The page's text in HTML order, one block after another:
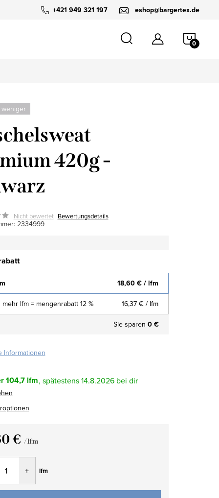
+421 949 321 197 eshop@bargertex.de
420g -
Nicht bewertet Bewertungsdetails
2334999
18,60 € / lfm
lfm = mengenrabatt 12 % 16,37 € / lfm
Sie sparen 0 €
Informationen
104,7 lfm 14.8.2026
€ / lfm
lfm